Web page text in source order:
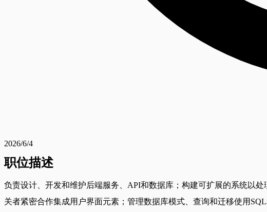
2026/6/4
职位描述
负责设计、开发和维护后端服务、API和数据库；构建可扩展的系统以
关者紧密合作集成用户界面元素；管理数据库模式、查询和迁移使用